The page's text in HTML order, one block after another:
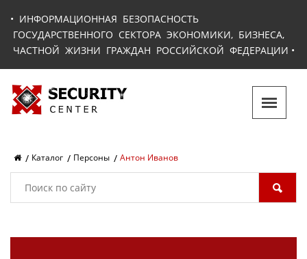
• ИНФОРМАЦИОННАЯ БЕЗОПАСНОСТЬ
ГОСУДАРСТВЕННОГО СЕКТОРА ЭКОНОМИКИ, БИЗНЕСА,
ЧАСТНОЙ ЖИЗНИ ГРАЖДАН РОССИЙСКОЙ ФЕДЕРАЦИИ •
Каталог Персоны Антон Иванов